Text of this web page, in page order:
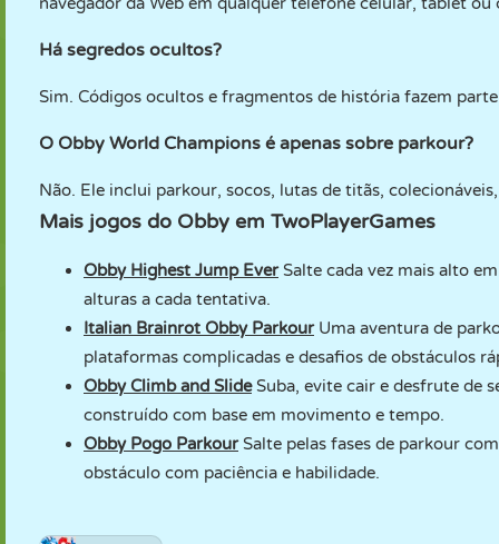
Há segredos ocultos?
Sim. Códigos ocultos e fragmentos de história fazem
O Obby World Champions é apenas sobre parkour?
Não. Ele inclui parkour, socos, lutas de titãs,
Mais jogos do Obby em TwoPlayerGames
Obby Highest Jump EverSalte cada vez mais alto
alturas a cada tentativa.
Italian Brainrot Obby ParkourUma aventura de
plataformas complicadas e desafios de obstáculos
Obby Climb and SlideSuba, evite cair e desfrute de
construído com base em movimento e tempo.
Obby Pogo ParkourSalte pelas fases de parkour
obstáculo com paciência e habilidade.